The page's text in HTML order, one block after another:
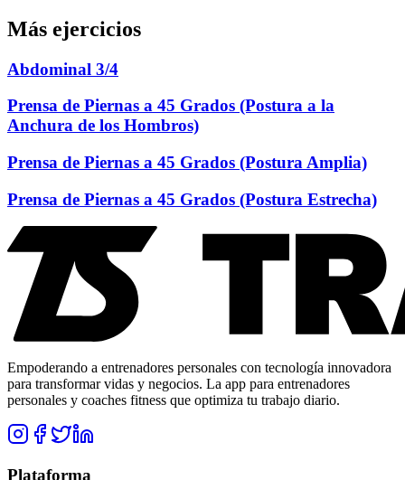
Más ejercicios
Abdominal 3/4
Prensa de Piernas a 45 Grados (Postura a la
Anchura de los Hombros)
Prensa de Piernas a 45 Grados (Postura Amplia)
Prensa de Piernas a 45 Grados (Postura Estrecha)
Empoderando a entrenadores personales con tecnología innovadora
para transformar vidas y negocios. La app para entrenadores
personales y coaches fitness que optimiza tu trabajo diario.
Plataforma